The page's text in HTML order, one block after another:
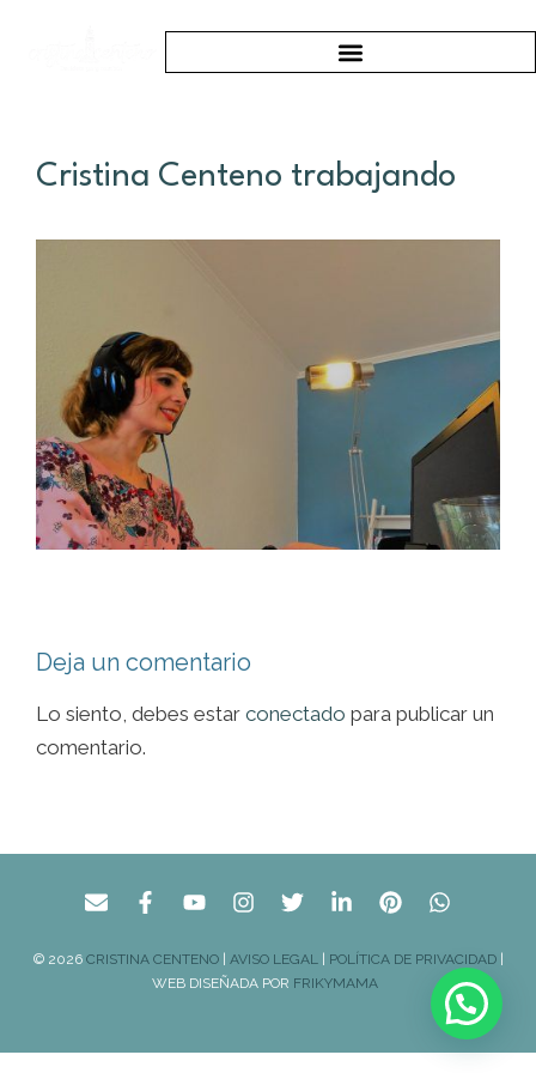
Cristina Centeno trabajando
Deja un comentario
Lo siento, debes estar conectado para publicar un
comentario.
© 2026 CRISTINA CENTENO| AVISO LEGAL| POLÍTICA DE PRIVACIDAD|
WEB DISEÑADA POR FRIKYMAMA